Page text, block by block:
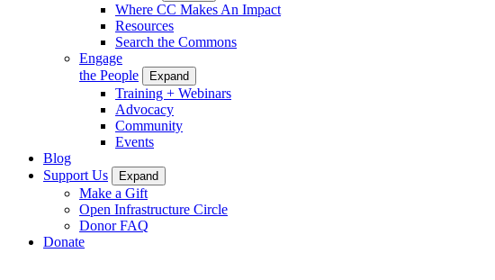
Where CC Makes An Impact
Resources
Search the Commons
Engage
the People
Expand
Training + Webinars
Advocacy
Community
Events
Blog
Support Us
Expand
Make a Gift
Open Infrastructure Circle
Donor FAQ
Donate